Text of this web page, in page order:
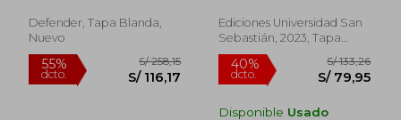
Ancient Riddle of the
Hebrew Year 5785
Des (en Inglés)
Defender, Tapa Blanda,
Nuevo
Ediciones Universidad San
Sebastián, 2023, Tapa
Blanda, Nuevo
Disponible Usado